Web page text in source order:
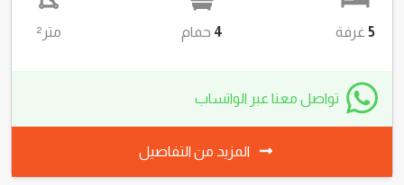
5 غرفة 4 حمام متر²
تواصل معنا عبر الواتساب
المزيد من التفاصيل